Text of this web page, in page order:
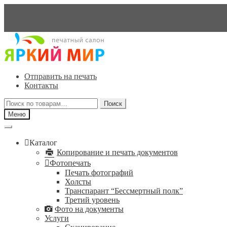
Перейти
навигации
Перейти
содержимому
Отправить на печать
Контакты
Искать:
Поиск
Меню
Каталог
Копирование и печать документов
Фотопечать
Печать фотографий
Холсты
Транспарант “Бессмертный полк”
Третий уровень
Фото на документы
Услуги